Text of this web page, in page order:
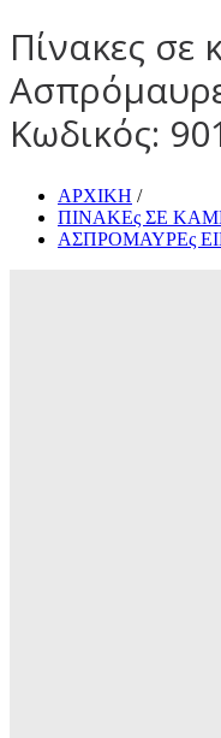
Πίνακες σε
Κωδικός:
ΑΡΧΙΚΗ /
ΠΙΝΑΚΕς ΣΕ
ΑΣΠΡΟΜΑΥΡΕς